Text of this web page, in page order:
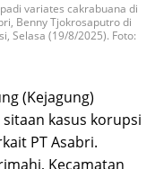
variates cakrabuana di
Benny Tjokrosaputro di
Selasa (19/8/2025). Foto:
(Kejagung)
kasus korupsi
PT Asabri.
Kecamatan